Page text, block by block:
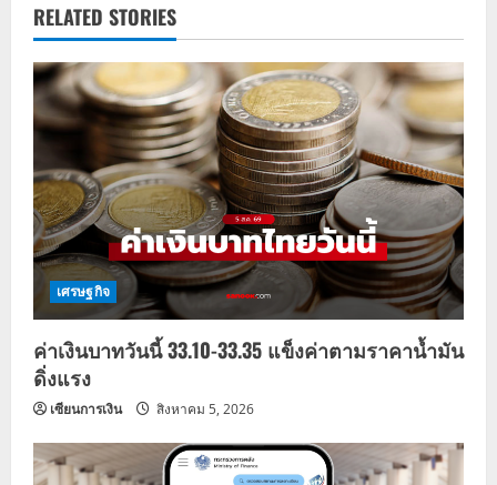
a
v
i
g
a
t
i
o
n
RELATED STORIES
เศรษฐกิจ
ค่าเงินบาทวันนี้ 33.10-33.35 แข็งค่าตามราคาน้ำมัน
ดิ่งแรง
เซียนการเงิน สิงหาคม 5, 2026